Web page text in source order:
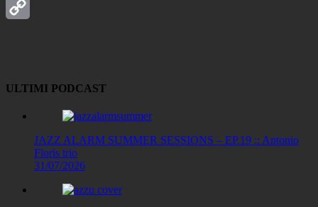
LinkedIn
ULTIMI PODCAST
JAZZ ALARM SUMMER SESSIONS – EP.19 :: Antonio
Floris trio
31/07/2026